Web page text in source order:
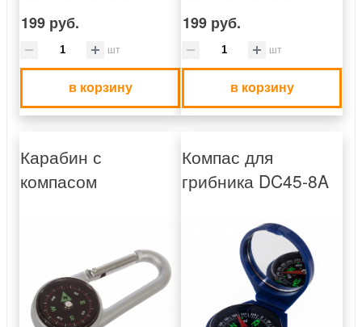
199 руб.
шт
в корзину
199 руб.
шт
в корзину
Карабин с
компасом
Компас для
грибника DC45-8A